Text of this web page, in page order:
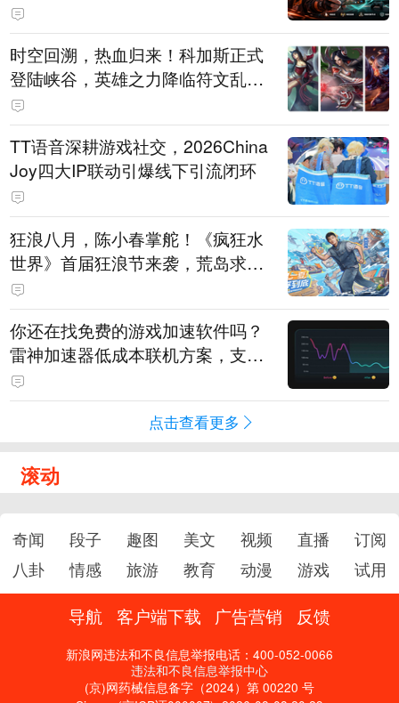
时空回溯，热血归来！科加斯正式
登陆峡谷，英雄之力降临符文乱
斗！
TT语音深耕游戏社交，2026China
Joy四大IP联动引爆线下引流闭环
狂浪八月，陈小春掌舵！《疯狂水
世界》首届狂浪节来袭，荒岛求生
直播即将开启
你还在找免费的游戏加速软件吗？
雷神加速器低成本联机方案，支持
免费试用
点击查看更多
滚动
奇闻 段子 趣图 美文 视频 直播
订阅
八卦
情感 旅游 教育 动漫 游戏 试用
导航 客户端下载 广告营销 反馈
新浪网违法和不良信息举报电话：400-052-0066
违法和不良信息举报中心
(京)网药械信息备字（2024）第 00220 号